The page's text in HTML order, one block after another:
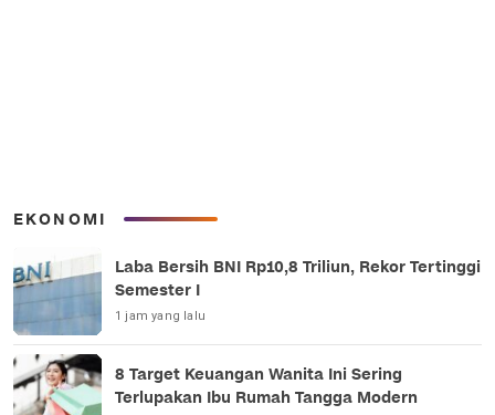
EKONOMI
Laba Bersih BNI Rp10,8 Triliun, Rekor Tertinggi
Semester I
1 jam yang lalu
8 Target Keuangan Wanita Ini Sering
Terlupakan Ibu Rumah Tangga Modern